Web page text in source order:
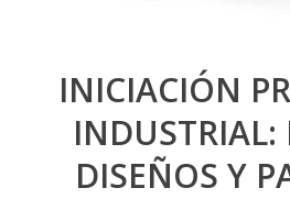
INICIACIÓN
INDUSTRIAL:
DISEÑOS Y